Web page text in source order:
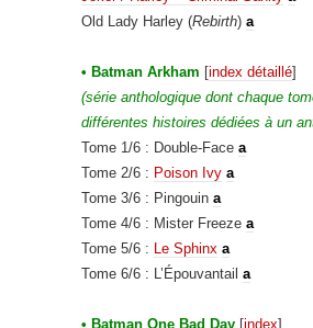
Old Lady Harley (Rebirth) a
• Batman Arkham [index détaillé]
(série anthologique dont chaque
différentes histoires dédiées à un
Tome 1/6 : Double-Face a
Tome 2/6 : Poison Ivy a
Tome 3/6 : Pingouin a
Tome 4/6 : Mister Freeze a
Tome 5/6 : Le Sphinx a
Tome 6/6 : L’Épouvantail a
• Batman One Bad Day [index]